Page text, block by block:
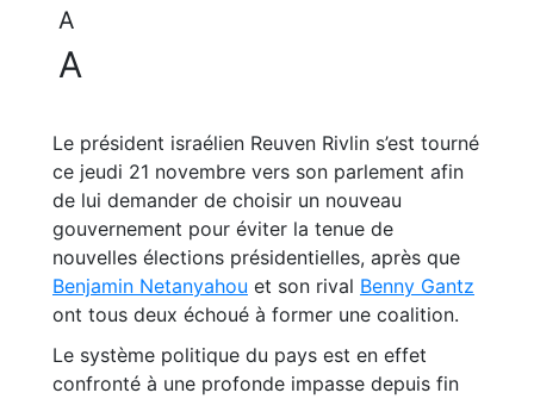
A
A
Le président israélien Reuven Rivlin s’est tourné
ce jeudi 21 novembre vers son parlement afin
de lui demander de choisir un nouveau
gouvernement pour éviter la tenue de
nouvelles élections présidentielles, après que
Benjamin Netanyahou et son rival Benny Gantz
ont tous deux échoué à former une coalition.
Le système politique du pays est en effet
confronté à une profonde impasse depuis fin